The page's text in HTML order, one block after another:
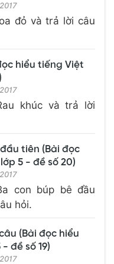
đỏ và trả lời câu
hiểu tiếng Việt
khúc và trả lời
tiên (Bài đọc
5 - đề số 20)
con búp bê đầu
hỏi.
(Bài đọc hiểu
đề số 19)